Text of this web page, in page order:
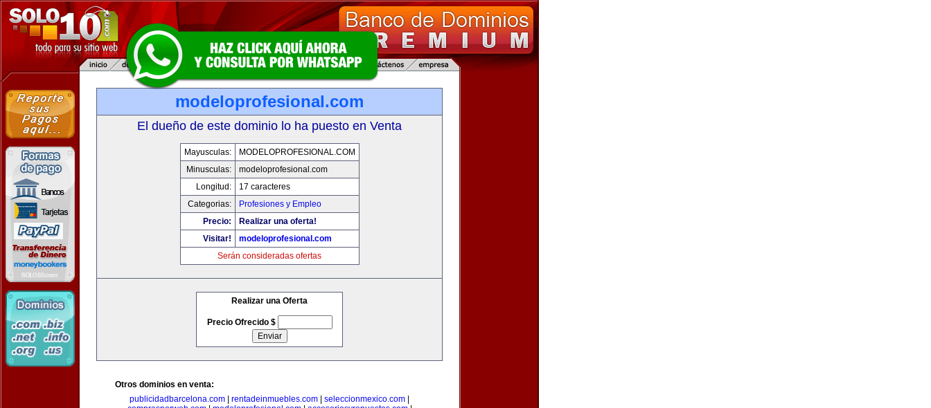
modeloprofesional.com
El dueño de este dominio lo ha puesto en Venta
Mayusculas:
MODELOPROFESIONAL.COM
Minusculas:
modeloprofesional.com
Longitud:
17 caracteres
Categorias:
Profesiones y Empleo
Precio:
Realizar una oferta!
Visitar!
modeloprofesional.com
Serán consideradas ofertas
Realizar una Oferta
Precio Ofrecido $
Otros dominios en venta:
publicidadbarcelona.com
rentadeinmuebles.com seleccionmexico.com